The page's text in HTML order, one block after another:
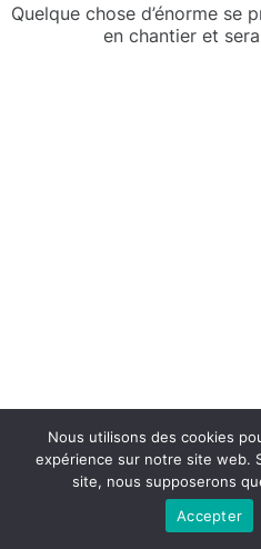
Quelque chose d’énorme se
en chantier et
Copyright © 2026la
Nous utilisons des cookies
expérience sur notre site web.
site, nous supposerons
Accepter